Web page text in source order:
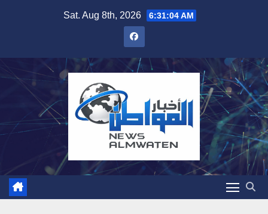
Sat. Aug 8th, 2026 6:31:05 AM